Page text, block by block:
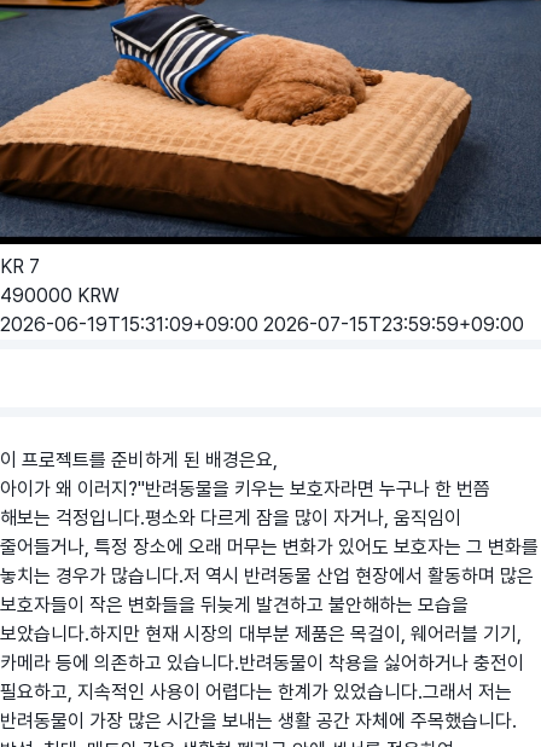
KR 7
490000 KRW
2026-06-19T15:31:09+09:00 2026-07-15T23:59:59+09:00
이 프로젝트를 준비하게 된 배경은요,
아이가 왜 이러지?"반려동물을 키우는 보호자라면 누구나 한 번쯤
해보는 걱정입니다.평소와 다르게 잠을 많이 자거나, 움직임이
줄어들거나, 특정 장소에 오래 머무는 변화가 있어도 보호자는 그 변화를
놓치는 경우가 많습니다.저 역시 반려동물 산업 현장에서 활동하며 많은
보호자들이 작은 변화들을 뒤늦게 발견하고 불안해하는 모습을
보았습니다.하지만 현재 시장의 대부분 제품은 목걸이, 웨어러블 기기,
카메라 등에 의존하고 있습니다.반려동물이 착용을 싫어하거나 충전이
필요하고, 지속적인 사용이 어렵다는 한계가 있었습니다.그래서 저는
반려동물이 가장 많은 시간을 보내는 생활 공간 자체에 주목했습니다.